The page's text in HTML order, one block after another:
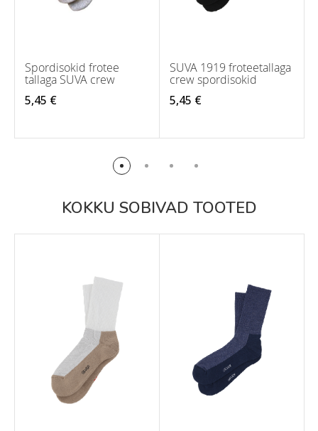
Spordisokid frotee
tallaga SUVA crew
5,45 €
SUVA 1919 froteetallaga
crew spordisokid
5,45 €
KOKKU SOBIVAD TOOTED